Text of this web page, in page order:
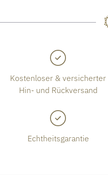
Kostenloser & versicherter
Hin- und Rückversand
Echtheitsgarantie